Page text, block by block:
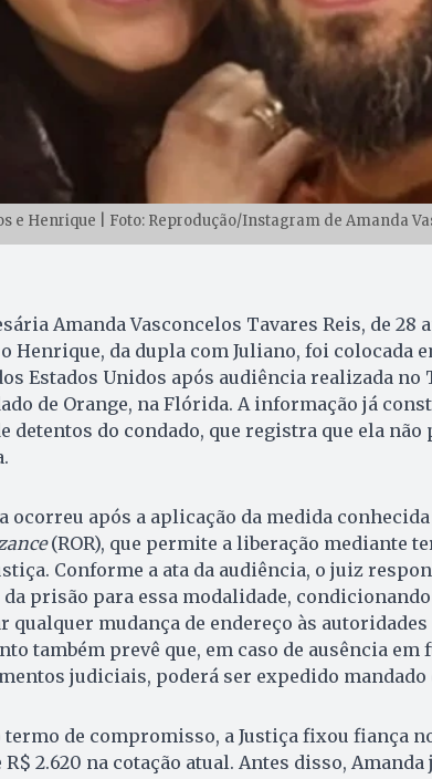
e Henrique | Foto: Reprodução/Instagram de Amanda
Amanda Vasconcelos Tavares Reis, de 28
Henrique, da dupla com Juliano, foi colocada
Estados Unidos após audiência realizada
de Orange, na Flórida. A informação já
detentos do condado, que registra que ela não
ocorreu após a aplicação da medida
(ROR), que permite a liberação mediante
Conforme a ata da audiência, o juiz
da prisão para essa modalidade,
qualquer mudança de endereço às autoridades
também prevê que, em caso de ausência em
judiciais, poderá ser expedido mandado
termo de compromisso, a Justiça fixou fiança
R$ 2.620 na cotação atual. Antes disso,